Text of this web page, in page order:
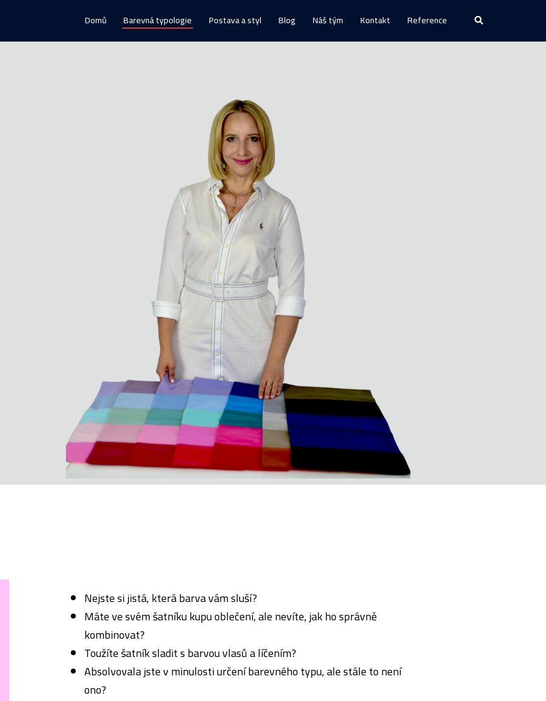
Domů Barevná typologie Postava a styl Blog Náš tým Kontakt Reference
Nejste si jistá, která barva vám sluší?
Máte ve svém šatníku kupu oblečení, ale nevíte, jak ho správně
kombinovat?
Toužíte šatník sladit s barvou vlasů a líčením?
Absolvovala jste v minulosti určení barevného typu, ale stále to není
ono?